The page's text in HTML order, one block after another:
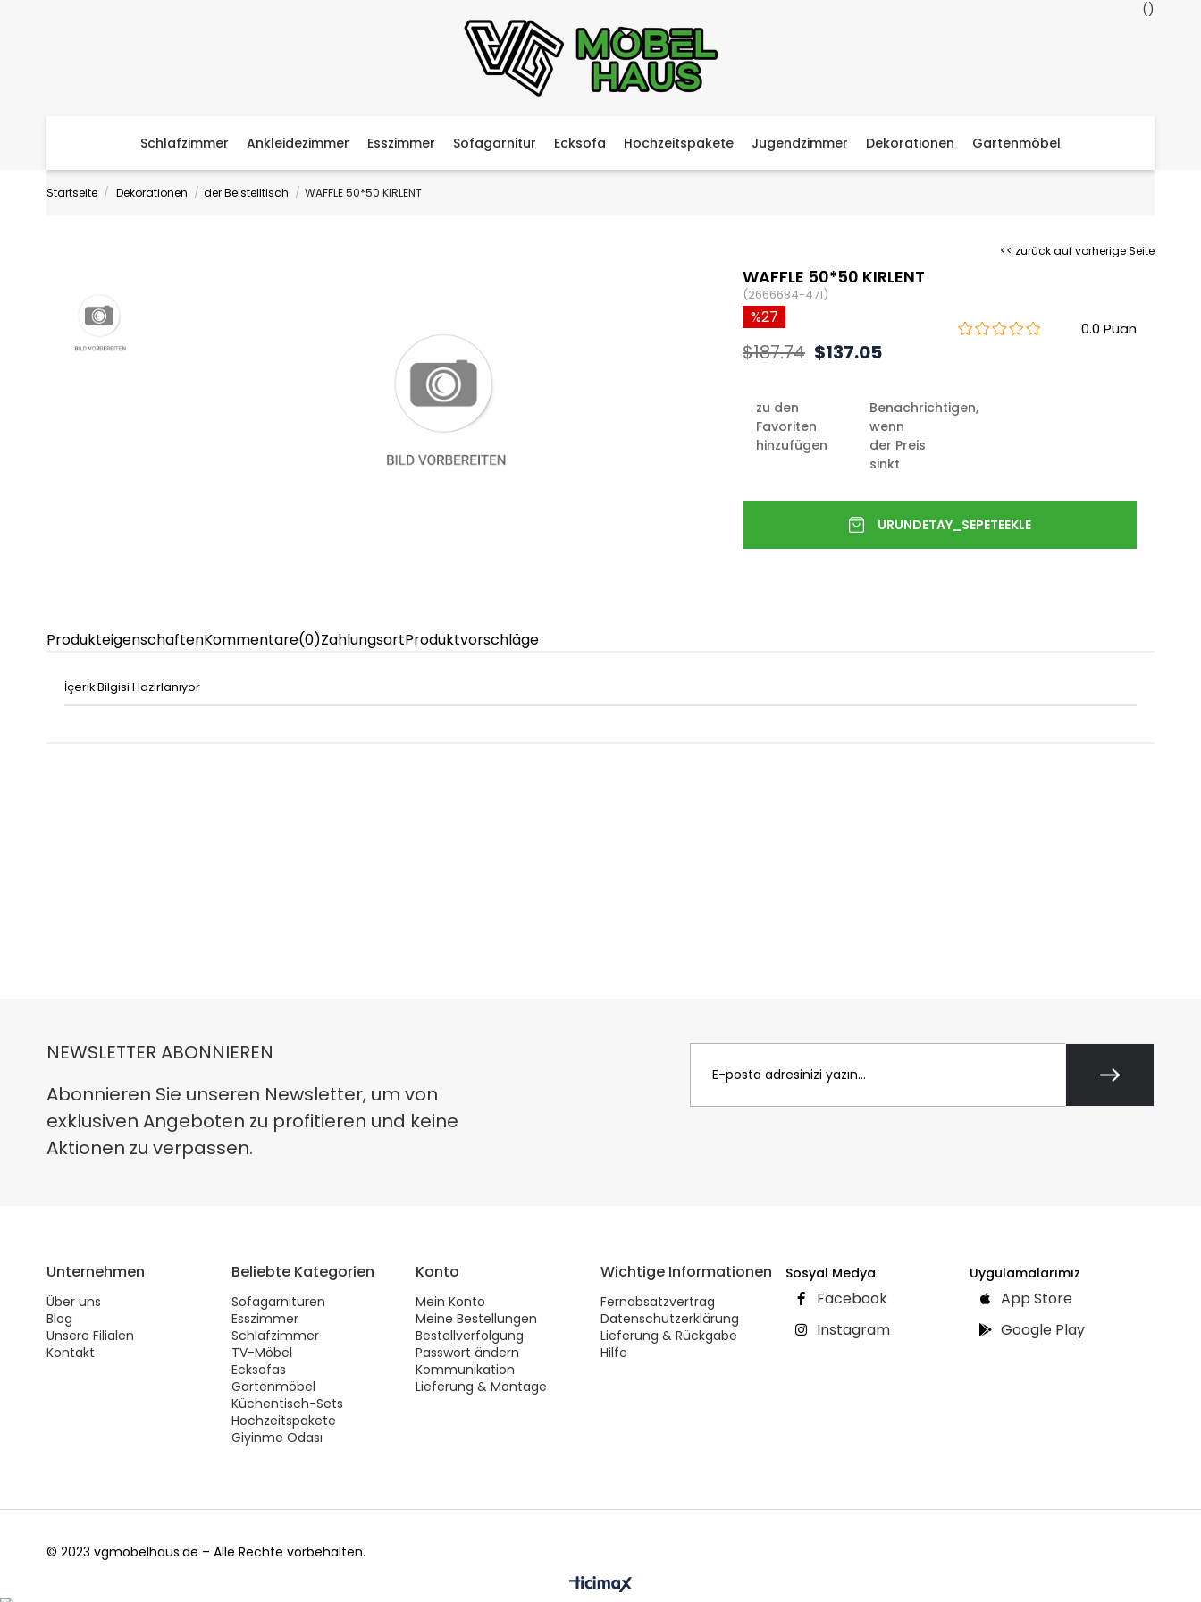
Schlafzimmer Ankleidezimmer Esszimmer Sofagarnitur Ecksofa Hochzeitspakete Jugendzimmer Dekorationen Gartenmöbel
Startseite Dekorationen der Beistelltisch WAFFLE 50*50 KIRLENT
<< zurück auf vorherige Seite
WAFFLE 50*50 KIRLENT
(2666684-471)
0.0
27
$187.74 $137.05
zu den
Favoriten
hinzufügen
Benachrichtigen,
wenn
der Preis
sinkt
ProdukteigenschaftenKommentare(0)ZahlungsartProduktvorschläge
İçerik Bilgisi Hazırlanıyor
NEWSLETTER ABONNIEREN
Abonnieren Sie unseren Newsletter, um von
exklusiven Angeboten zu profitieren und keine
Aktionen zu verpassen.
Unternehmen
Über uns
Blog
Unsere Filialen
Kontakt
Beliebte Kategorien
Sofagarnituren
Esszimmer
Schlafzimmer
TV-Möbel
Ecksofas
Gartenmöbel
Küchentisch-Sets
Hochzeitspakete
Giyinme Odası
Konto
Mein Konto
Meine Bestellungen
Bestellverfolgung
Passwort ändern
Kommunikation
Lieferung & Montage
Wichtige Informationen
Fernabsatzvertrag
Datenschutzerklärung
Lieferung & Rückgabe
Hilfe
Sosyal Medya
Facebook
Instagram
Uygulamalarımız
App Store
Google Play
© 2023 vgmobelhaus.de – Alle Rechte vorbehalten.